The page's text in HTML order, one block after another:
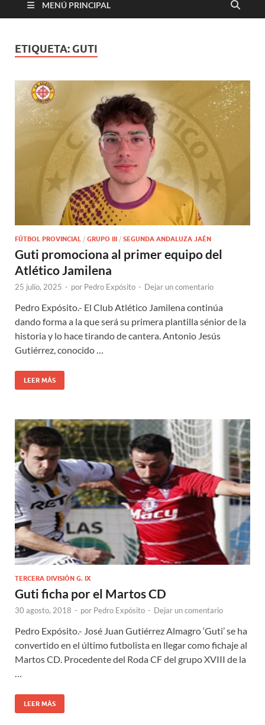
MENÚ PRINCIPAL
ETIQUETA: GUTI
FÚTBOL PROVINCIAL / GRUPO III / SEGUNDA ANDALUZA JAÉN
Guti promociona al primer equipo del
Atlético Jamilena
25 julio, 2025 - por Pedro Expósito - Dejar un comentario
Pedro Expósito.- El Club Atlético Jamilena continúa
dando forma a la que será su primera plantilla sénior de la
historia y lo hace tirando de cantera. Antonio Jesús
Gutiérrez, conocido …
LEER MÁS
TERCERA DIVISIÓN G. IX
Guti ficha por el Martos CD
30 agosto, 2018 - por Pedro Expósito - Dejar un comentario
Pedro Expósito.- José Juan Gutiérrez Almagro ‘Guti’ se ha
convertido en el último futbolista en llegar como fichaje al
Martos CD. Procedente del Roda CF del grupo XVIII de la
…
LEER MÁS